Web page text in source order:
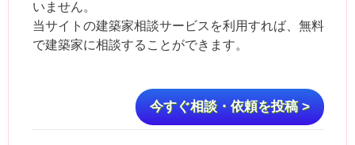
いません。
当サイトの建築家相談サービスを利用すれば、無料
で建築家に相談することができます。
今すぐ相談・依頼を投稿 >